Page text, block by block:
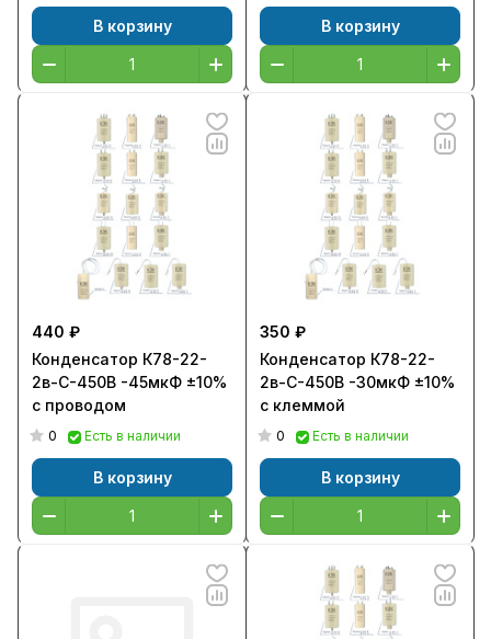
В корзину В корзину
440 ₽
Конденсатор К78-22-
2в-С-450В -45мкФ ±10%
с проводом
0 Есть в наличии
В корзину
350 ₽
Конденсатор К78-22-
2в-С-450В -30мкФ ±10%
с клеммой
0 Есть в наличии
В корзину